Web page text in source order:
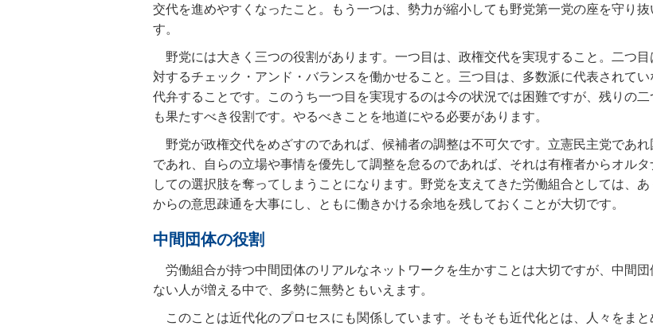
交代を進めやすくなったこと。もう一つは、勢力が縮小しても野党第一党の座を守り
す。
野党には大きく三つの役割があります。一つ目は、政権交代を実現すること。二つ目
対するチェック・アンド・バランスを働かせること。三つ目は、多数派に代表されて
代弁することです。このうち一つ目を実現するのは今の状況では困難ですが、残りの
も果たすべき役割です。やるべきことを地道にやる必要があります。
野党が政権交代をめざすのであれば、候補者の調整は不可欠です。立憲民主党であ
であれ、自らの立場や事情を優先して調整を怠るのであれば、それは有権者からオルタ
しての選択肢を奪ってしまうことになります。野党を支えてきた労働組合としては、あ
からの意思疎通を大事にし、ともに働きかける余地を残しておくことが大切です。
中間団体の役割
労働組合が持つ中間団体のリアルなネットワークを生かすことは大切ですが、中間団
ない人が増える中で、多勢に無勢ともいえます。
このことは近代化のプロセスにも関係しています。そもそも近代化とは、人々をま